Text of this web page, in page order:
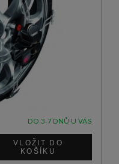
DO 3-7 DNŮ U VÁS